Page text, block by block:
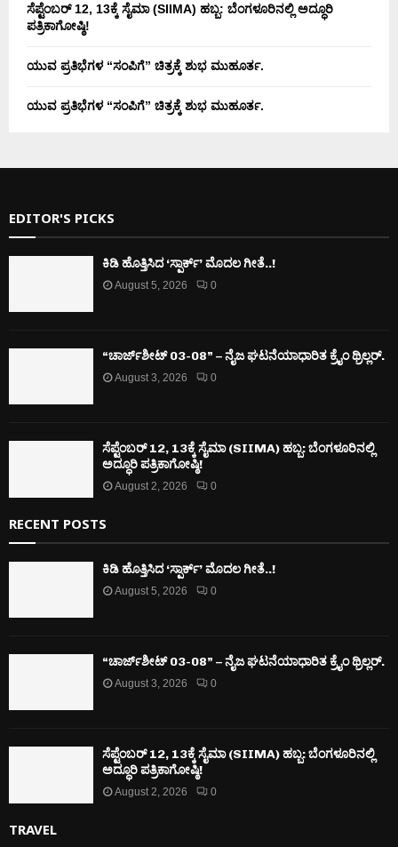
ಸೆಪ್ಟೆಂಬರ್ 12, 13ಕ್ಕೆ ಸೈಮಾ (SIIMA) ಹಬ್ಬ: ಬೆಂಗಳೂರಿನಲ್ಲಿ ಅದ್ಧೂರಿ
ಪತ್ರಿಕಾಗೋಷ್ಠಿ!
ಯುವ ಪ್ರತಿಭೆಗಳ “ಸಂಪಿಗೆ” ಚಿತ್ರಕ್ಕೆ ಶುಭ ಮುಹೂರ್ತ.
ಯುವ ಪ್ರತಿಭೆಗಳ “ಸಂಪಿಗೆ” ಚಿತ್ರಕ್ಕೆ ಶುಭ ಮುಹೂರ್ತ.
EDITOR'S PICKS
ಕಿಡಿ‌‌ ಹೊತ್ತಿಸಿದ ‘ಸ್ಪಾರ್ಕ್’ ಮೊದಲ‌ ಗೀತೆ..!
August 5, 2026 0
“ಚಾರ್ಜ್‌ಶೀಟ್ 03-08” – ನೈಜ ಘಟನೆಯಾಧಾರಿತ ಕ್ರೈಂ ಥ್ರಿಲ್ಲರ್.
August 3, 2026 0
ಸೆಪ್ಟೆಂಬರ್ 12, 13ಕ್ಕೆ ಸೈಮಾ (SIIMA) ಹಬ್ಬ: ಬೆಂಗಳೂರಿನಲ್ಲಿ
ಅದ್ಧೂರಿ ಪತ್ರಿಕಾಗೋಷ್ಠಿ!
August 2, 2026 0
RECENT POSTS
ಕಿಡಿ‌‌ ಹೊತ್ತಿಸಿದ ‘ಸ್ಪಾರ್ಕ್’ ಮೊದಲ‌ ಗೀತೆ..!
August 5, 2026 0
“ಚಾರ್ಜ್‌ಶೀಟ್ 03-08” – ನೈಜ ಘಟನೆಯಾಧಾರಿತ ಕ್ರೈಂ ಥ್ರಿಲ್ಲರ್.
August 3, 2026 0
ಸೆಪ್ಟೆಂಬರ್ 12, 13ಕ್ಕೆ ಸೈಮಾ (SIIMA) ಹಬ್ಬ: ಬೆಂಗಳೂರಿನಲ್ಲಿ
ಅದ್ಧೂರಿ ಪತ್ರಿಕಾಗೋಷ್ಠಿ!
August 2, 2026 0
TRAVEL